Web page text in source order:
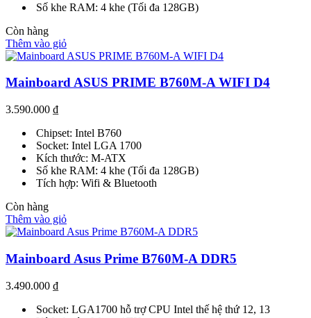
Số khe RAM: 4 khe (Tối đa 128GB)
Còn hàng
Thêm vào giỏ
Mainboard ASUS PRIME B760M-A WIFI D4
3.590.000 ₫
Chipset: Intel B760
Socket: Intel LGA 1700
Kích thước: M-ATX
Số khe RAM: 4 khe (Tối đa 128GB)
Tích hợp: Wifi & Bluetooth
Còn hàng
Thêm vào giỏ
Mainboard Asus Prime B760M-A DDR5
3.490.000 ₫
Socket: LGA1700 hỗ trợ CPU Intel thế hệ thứ 12, 13